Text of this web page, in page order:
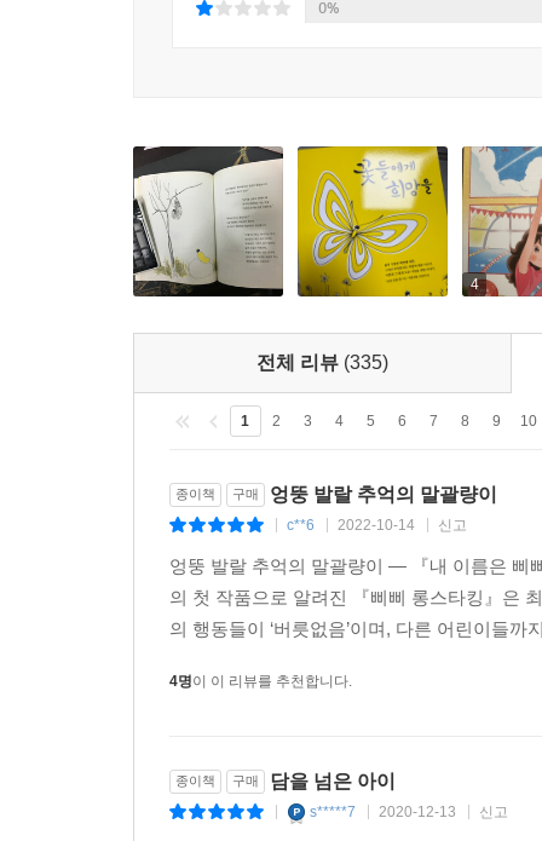
0%
4
전체 리뷰 (335)
1 2 3 4 5 6 7 8 9 10
종이책 구매 엉뚱 발랄 추억의 말괄량이
c**6 2022-10-14 신고
엉뚱 발랄 추억의 말괄량이 ― 『내 이름은 삐
의 첫 작품으로 알려진 『삐삐 롱스타킹』은
의 행동들이 ‘버릇없음’이며, 다른 어린이들까
4명이 이 리뷰를 추천합니다.
종이책 구매 담을 넘은 아이
s*****7 2020-12-13 신고